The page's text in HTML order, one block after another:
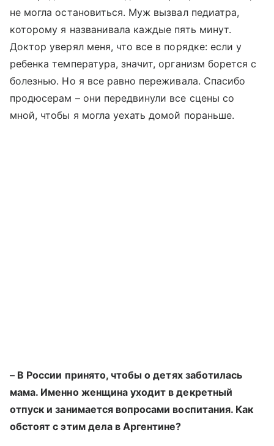
не могла остановиться. Муж вызвал педиатра,
которому я названивала каждые пять минут.
Доктор уверял меня, что все в порядке: если у
ребенка температура, значит, организм борется с
болезнью. Но я все равно переживала. Спасибо
продюсерам – они передвинули все сцены со
мной, чтобы я могла уехать домой пораньше.
– В России принято, чтобы о детях заботилась
мама. Именно женщина уходит в декретный
отпуск и занимается вопросами воспитания. Как
обстоят с этим дела в Аргентине?